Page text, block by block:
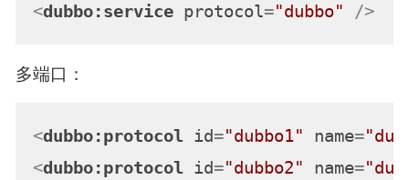
<dubbo:service protocol="dubbo" />
多端口：
<dubbo:protocol id="dubbo1" name=
<dubbo:protocol id="dubbo2" name=